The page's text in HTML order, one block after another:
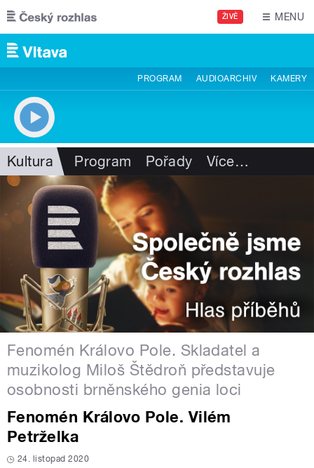
Přejít k hlavnímu obsahu
ŽIVĚ MENU
PROGRAM AUDIOARCHIV KAMERY
Kultura Program Pořady Více…
Fenomén Královo Pole. Skladatel a
muzikolog Miloš Štědroň představuje
osobnosti brněnského genia loci
Fenomén Královo Pole. Vilém
Petrželka
24. listopad 2020